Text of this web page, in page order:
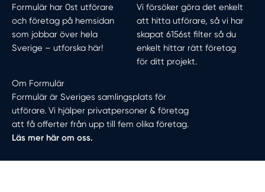
Formulär har 0st utförare
och företag på hemsidan
som jobbar över hela
Sverige –utforska här!
Vi försöker göra det enkelt
att hitta utförare, så vi har
skapat 6156st filter så du
enkelt hittar rätt företag
för ditt projekt.
Om Formulär
Formulär är Sveriges samlingsplats för
utförare. Vi hjälper privatpersoner & företag
att få offerter från upp till fem olika företag.
Läs mer här om oss.